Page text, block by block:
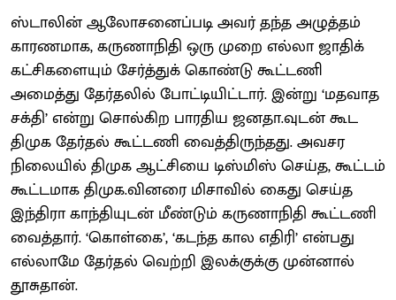
ஸ்டாலின் ஆலோசனைப்படி அவர் தந்த அழுத்தம்
காரணமாக, கருணாநிதி ஒரு முறை எல்லா ஜாதிக்
கட்சிகளையும் சேர்த்துக் கொண்டு கூட்டணி
அமைத்து தேர்தலில் போட்டியிட்டார். இன்று ‘மதவாத
சக்தி’ என்று சொல்கிற பாரதிய ஜனதா.வுடன் கூட
திமுக தேர்தல் கூட்டணி வைத்திருந்தது. அவசர
நிலையில் திமுக ஆட்சியை டிஸ்மிஸ் செய்த, கூட்டம்
கூட்டமாக திமுக.வினரை மிசாவில் கைது செய்த
இந்திரா காந்தியுடன் மீண்டும் கருணாநிதி கூட்டணி
வைத்தார். ‘கொள்கை’, ‘கடந்த கால எதிரி’ என்பது
எல்லாமே தேர்தல் வெற்றி இலக்குக்கு முன்னால்
தூசுதான்.